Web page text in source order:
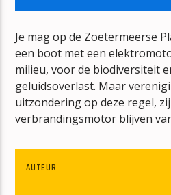
mz-radio
Je mag op de Zoetermeerse
een boot met een
milieu, voor de biodiversiteit
geluidsoverlast. Maar
uitzondering op deze regel,
verbrandingsmotor blijven
AUTEUR